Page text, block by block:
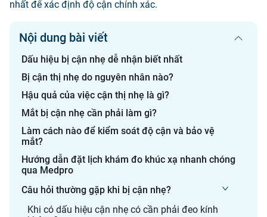
nhất để xác định độ cận chính xác.
Nội dung bài viết
Dấu hiệu bị cận nhẹ dễ nhận biết nhất
Bị cận thị nhẹ do nguyên nhân nào?
Hậu quả của việc cận thị nhẹ là gì?
Mắt bị cận nhẹ cần phải làm gì?
Làm cách nào để kiểm soát độ cận và bảo vệ
mắt?
Hướng dẫn đặt lịch khám đo khúc xạ nhanh chóng
qua Medpro
Câu hỏi thường gặp khi bị cận nhẹ?
Khi có dấu hiệu cận nhẹ có cần phải đeo kính